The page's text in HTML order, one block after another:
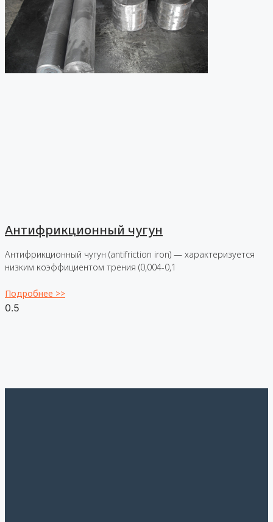
Антифрикционный чугун
Антифрикционный чугун (antifriction iron) — характеризуется
низким коэффициентом трения (0,004-0,1
Подробнее >>